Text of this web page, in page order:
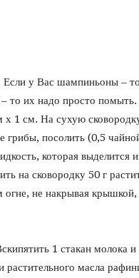
Если у Вас шампиньоны –
то их надо просто
1 см. На сухую
грибы, посолить (0,5
которая выделится
на сковородку 50 г
не накрывая
1 стакан молока
масла